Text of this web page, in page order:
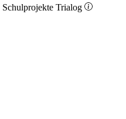
Schulprojekte Trialog